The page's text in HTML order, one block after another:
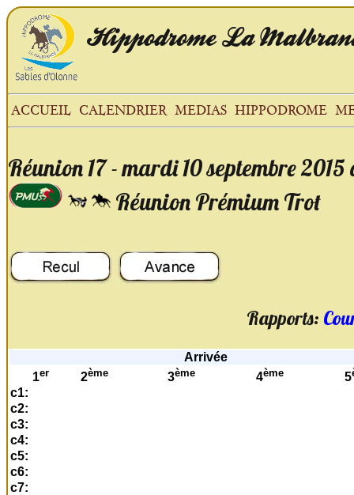
HippodromeLa
ACCUEIL CALENDRIER MEDIAS HIPPODROME
Réunion 17 - mardi 10 septembre 2015
Réunion Prémium Trot
Rapports:
Arrivée
1er 2ème 3ème 4ème 5
c1:
c2:
c3:
c4:
c5:
c6:
c7: